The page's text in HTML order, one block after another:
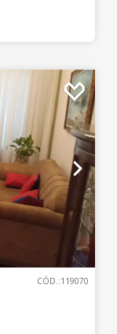
CÓD.:119070